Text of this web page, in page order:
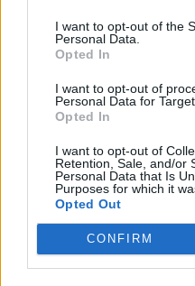
I want to opt-out of the
Personal Data.
Opted In
I want to opt-out of
Personal Data for
Opted In
I want to opt-out of
Retention, Sale, and/or
Personal Data that Is
Purposes for which it
Opted Out
CONFIRM
5 Αυγούστου, 2026
Η Βρετανική κυβέρνηση δεν
έρευνας για τον Επστάιν
Η «Ειρήνη» του Αριστοφάνη
Βιβλιοθήκη Δημοτικού Κήπου
5 Αυγούστου, 2026